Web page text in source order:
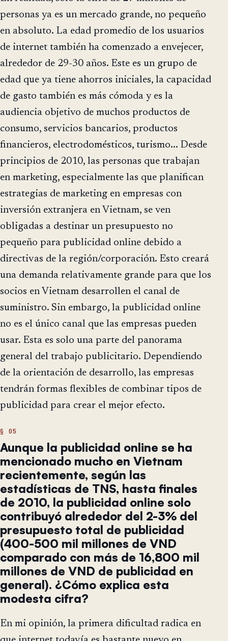
personas ya es un mercado grande, no pequeño
en absoluto. La edad promedio de los usuarios
de internet también ha comenzado a envejecer,
alrededor de 29-30 años. Este es un grupo de
edad que ya tiene ahorros iniciales, la capacidad
de gasto también es más cómoda y es la
audiencia objetivo de muchos productos de
consumo, servicios bancarios, productos
financieros, electrodomésticos, turismo... Desde
principios de 2010, las personas que trabajan
en marketing, especialmente las que planifican
estrategias de marketing en empresas con
inversión extranjera en Vietnam, se ven
obligadas a destinar un presupuesto no
pequeño para publicidad online debido a
directivas de la región/corporación. Esto creará
una demanda relativamente grande para que los
socios en Vietnam desarrollen el canal de
suministro. Sin embargo, la publicidad online
no es el único canal que las empresas pueden
usar. Esta es solo una parte del panorama
general del trabajo publicitario. Dependiendo
de la orientación de desarrollo, las empresas
tendrán formas flexibles de combinar tipos de
publicidad para crear el mejor efecto.
Aunque la publicidad online se ha
mencionado mucho en Vietnam
recientemente, según las
estadísticas de TNS, hasta finales
de 2010, la publicidad online solo
contribuyó alrededor del 2-3% del
presupuesto total de publicidad
(400-500 mil millones de VND
comparado con más de 16,800 mil
millones de VND de publicidad en
general). ¿Cómo explica esta
modesta cifra?
En mi opinión, la primera dificultad radica en